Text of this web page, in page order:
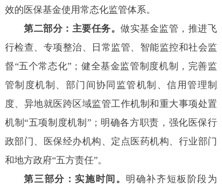
第四部分：保障措施。 以加强组织实施、提升
监管能力、定期组织评估、强化责任追究和做好宣
传教育等五方面措施，保障医保基金使用常态化监
管高效实施。
三、《实施方案》政策特点
基础上，紧密结合自治区实际，对开展常态化监
管、健全制度机制、压实工作责任、强化组织保障
等措施进行细化，增强了政策的可操作性，为提升
医保基金监管效能提供有力支撑。主要有以下特